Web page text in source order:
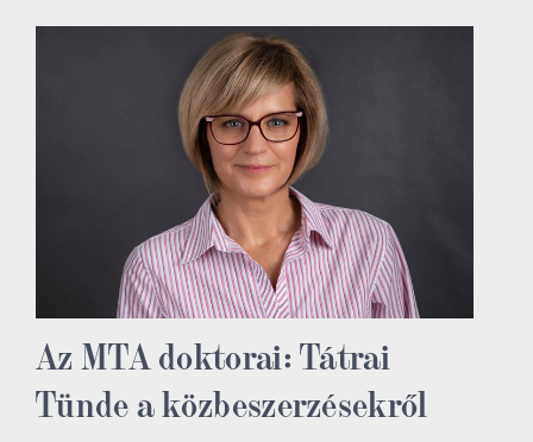
Az MTA doktorai: Tátrai
Tünde a közbeszerzésekről